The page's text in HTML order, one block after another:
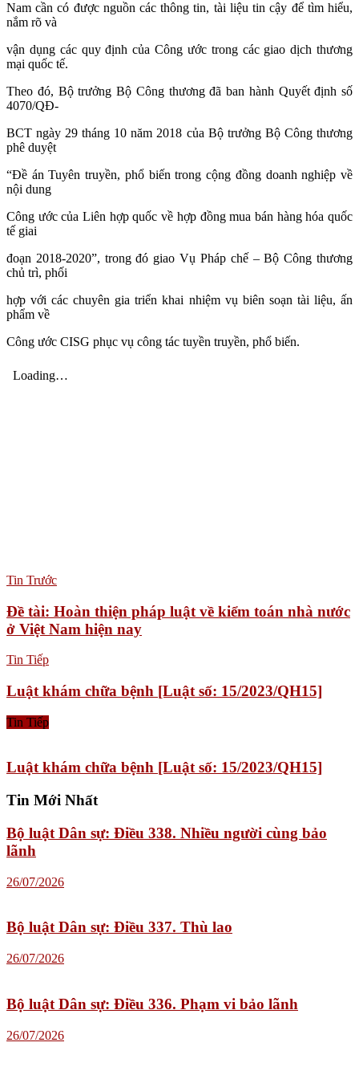
Nam cần có được nguồn các thông tin, tài liệu tin cậy để tìm hiểu,
nắm rõ và
vận dụng các quy định của Công ước trong các giao dịch thương
mại quốc tế.
Theo đó, Bộ trưởng Bộ Công thương đã ban hành Quyết định số
4070/QĐ-
BCT ngày 29 tháng 10 năm 2018 của Bộ trưởng Bộ Công thương
phê duyệt
“Đề án Tuyên truyền, phổ biến trong cộng đồng doanh nghiệp về
nội dung
Công ước của Liên hợp quốc về hợp đồng mua bán hàng hóa quốc
tế giai
đoạn 2018-2020”, trong đó giao Vụ Pháp chế – Bộ Công thương
chủ trì, phối
hợp với các chuyên gia triển khai nhiệm vụ biên soạn tài liệu, ấn
phẩm về
Công ước CISG phục vụ công tác tuyền truyền, phổ biến.
Tin Trước
Đề tài: Hoàn thiện pháp luật về kiểm toán nhà nước
ở Việt Nam hiện nay
Tin Tiếp
Luật khám chữa bệnh [Luật số: 15/2023/QH15]
Tin Tiếp
Luật khám chữa bệnh [Luật số: 15/2023/QH15]
Tin Mới Nhất
Bộ luật Dân sự: Điều 338. Nhiều người cùng bảo
lãnh
26/07/2026
Bộ luật Dân sự: Điều 337. Thù lao
26/07/2026
Bộ luật Dân sự: Điều 336. Phạm vi bảo lãnh
26/07/2026